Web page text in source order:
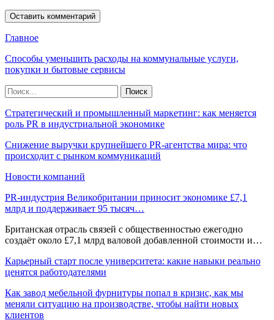
Главное
Способы уменьшить расходы на коммунальные услуги,
покупки и бытовые сервисы
Стратегический и промышленный маркетинг: как меняется
роль PR в индустриальной экономике
Снижение выручки крупнейшего PR-агентства мира: что
происходит с рынком коммуникаций
Новости компаний
PR-индустрия Великобритании приносит экономике £7,1
млрд и поддерживает 95 тысяч…
Британская отрасль связей с общественностью ежегодно
создаёт около £7,1 млрд валовой добавленной стоимости и…
Карьерный старт после университета: какие навыки реально
ценятся работодателями
Как завод мебельной фурнитуры попал в кризис, как мы
меняли ситуацию на производстве, чтобы найти новых
клиентов